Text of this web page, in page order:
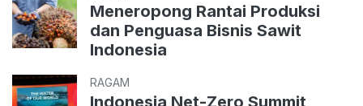
Meneropong Rantai Produksi
dan Penguasa Bisnis Sawit
Indonesia
RAGAM
Indonesia Net-Zero Summit